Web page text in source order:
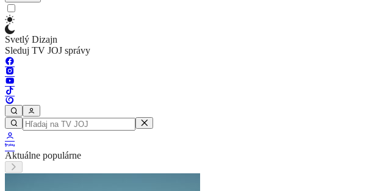
Svetlý Dizajn
Sleduj TV JOJ správy
Aktuálne populárne